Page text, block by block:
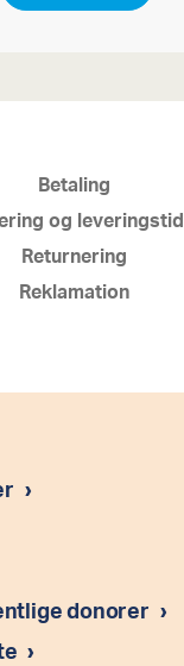
Betaling
og leveringstid
Returnering
Reklamation
›
donorer ›
›